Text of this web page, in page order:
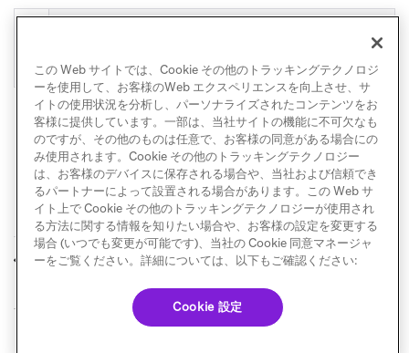
}}} | plus: 0 %}
前へ デフォルト値の設定 次へ メッセージの中止
© Braze. All Rights Reserved Privacy Policy
この Web サイトでは、Cookie その他のトラッキングテクノロジ
ーを使用して、お客様のWeb エクスペリエンスを向上させ、サ
イトの使用状況を分析し、パーソナライズされたコンテンツをお
客様に提供しています。一部は、当社サイトの機能に不可欠なも
のですが、その他のものは任意で、お客様の同意がある場合にの
み使用されます。Cookie その他のトラッキングテクノロジー
は、お客様のデバイスに保存される場合や、当社および信頼でき
るパートナーによって設置される場合があります。この Web サ
イト上で Cookie その他のトラッキングテクノロジーが使用され
る方法に関する情報を知りたい場合や、お客様の設定を変更する
場合 (いつでも変更が可能です)、当社の Cookie 同意マネージャ
ーをご覧ください。詳細については、以下もご確認ください:
Cookie 設定